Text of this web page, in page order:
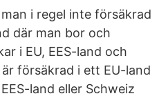
i regel inte försäkrad
där man bor och
i EU, EES-land och
försäkrad i ett EU-land
land eller Schweiz